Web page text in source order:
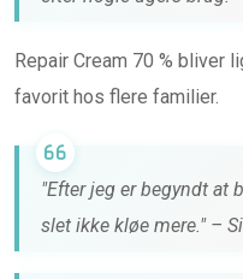
Repair Cream 70 % bliver
favorit hos flere familier.
"Efter jeg er begyndt at
slet ikke kløe mere." –